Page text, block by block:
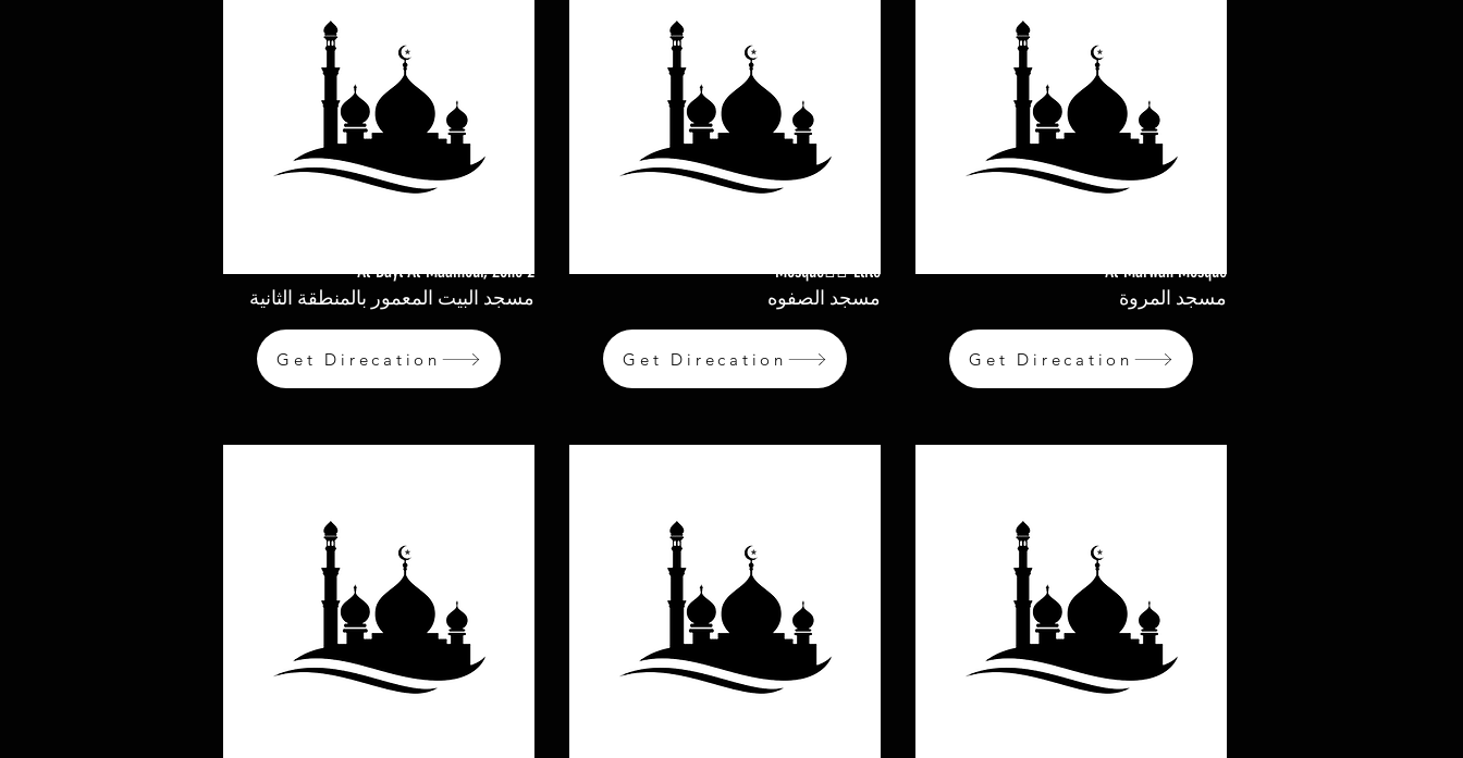
Al-Bayt Al-Maamour, Zone 2
مسجد البيت المعمور بالمنطقة الثانية
Get Direcation
Mosque ِِElite
مسجد الصفوه
Get Direcation
Al-Marwah Mosque
مسجد المروة
Get Direcation